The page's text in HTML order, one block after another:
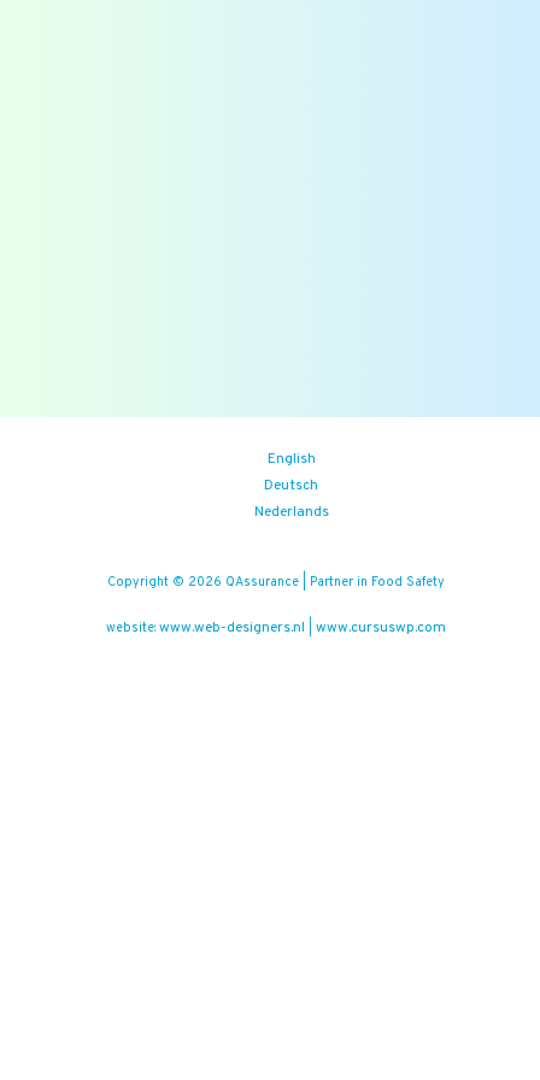
English
Deutsch
Nederlands
Copyright © 2026 QAssurance | Partner in Food Safety
website: www.web-designers.nl www.cursuswp.com